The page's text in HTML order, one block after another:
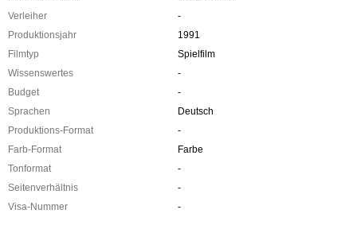
Verleiher
-
Produktionsjahr
1991
Filmtyp
Spielfilm
Wissenswertes
-
Budget
-
Sprachen
Deutsch
Produktions-Format
-
Farb-Format
Farbe
Tonformat
-
Seitenverhältnis
-
Visa-Nummer
-